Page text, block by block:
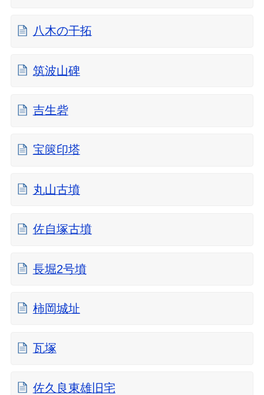
八木の干拓
筑波山碑
吉生砦
宝篋印塔
丸山古墳
佐自塚古墳
長堀2号墳
柿岡城址
瓦塚
佐久良東雄旧宅